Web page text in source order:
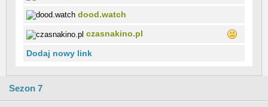
dood.watch
czasnakino.pl
Dodaj nowy link
Sezon 7